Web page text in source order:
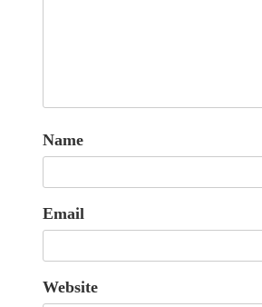
Name
Email
Website